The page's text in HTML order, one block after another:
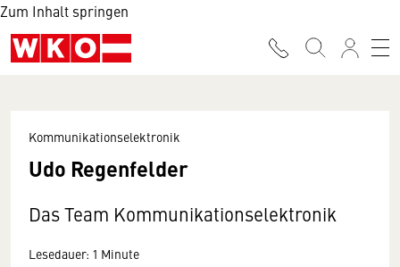
Zum Inhalt springen
Kommunikationselektronik
Udo Regenfelder
Das Team Kommunikationselektronik
Lesedauer: 1 Minute